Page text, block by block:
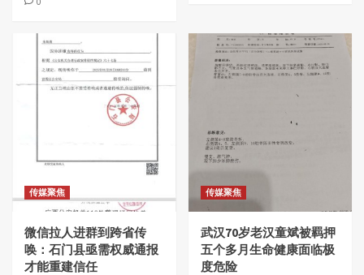
传媒聚焦
微信拉人进群到跨省传
唤：石门县亟需权威通报
才能重建信任
传媒聚焦
武汉70岁老汉童斌被羁押
五个多月生命健康面临极
度危险